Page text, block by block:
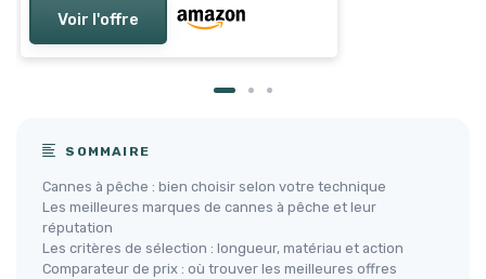
Voir l'offre
SOMMAIRE
Cannes à pêche : bien choisir selon votre technique
Les meilleures marques de cannes à pêche et leur
réputation
Les critères de sélection : longueur, matériau et action
Comparateur de prix : où trouver les meilleures offres